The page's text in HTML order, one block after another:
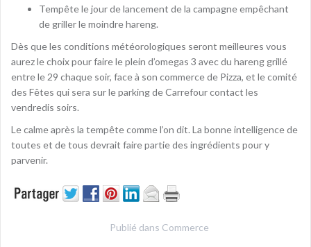
Tempête le jour de lancement de la campagne empêchant
de griller le moindre hareng.
Dès que les conditions météorologiques seront meilleures vous
aurez le choix pour faire le plein d’omegas 3 avec du hareng grillé
entre le 29 chaque soir, face à son commerce de Pizza, et le comité
des Fêtes qui sera sur le parking de Carrefour contact les
vendredis soirs.
Le calme après la tempête comme l’on dit. La bonne intelligence de
toutes et de tous devrait faire partie des ingrédients pour y
parvenir.
Publié dans Commerce